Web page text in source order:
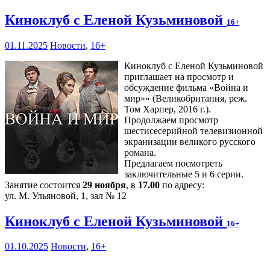
Киноклуб с Еленой Кузьминовой 16+
01.11.2025 Новости, 16+
Киноклуб с Еленой Кузьминовой
приглашает на просмотр и
обсуждение фильма «Война и
мир»» (Великобритания, реж.
Том Харпер, 2016 г.).
Продолжаем просмотр
шестисесерийной телевизионной
экранизации великого русского
романа.
Предлагаем посмотреть
заключительные 5 и 6 серии.
Занятие состоится 29 ноября, в 17.00 по адресу:
ул. М. Ульяновой, 1, зал № 12
Киноклуб с Еленой Кузьминовой 16+
01.10.2025 Новости, 16+